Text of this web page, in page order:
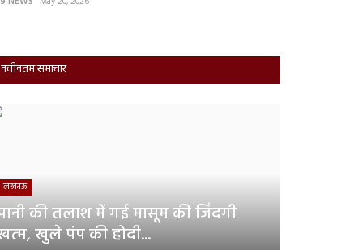
नवीनतम समाचार
लखनऊ
की तलाश में गई मासूम की जिंदगी
खुले पंप की होदी...